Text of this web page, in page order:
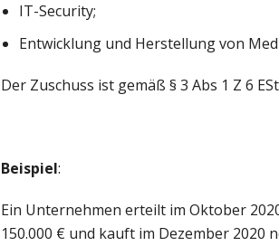
IT-Security;
Entwicklung und Herstellung von
Der Zuschuss ist gemäß § 3 Abs 1 Z 6
Beispiel:
Ein Unternehmen erteilt im Oktober
150.000 € und kauft im Dezember 2020